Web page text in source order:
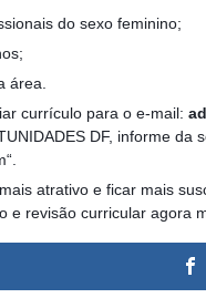
do sexo feminino;
área.
currículo para o e-mail:
DF, informe da
atrativo e ficar mais
e revisão curricular agora